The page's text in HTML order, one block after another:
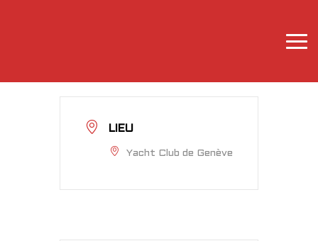
LIEU
Yacht Club de Genève